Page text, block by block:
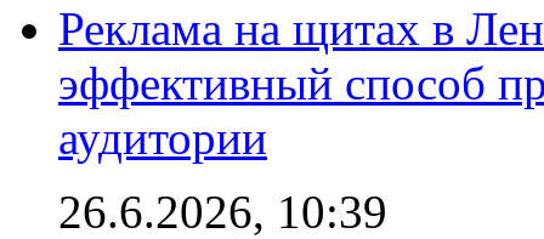
Реклама на щитах в
эффективный способ
аудитории
26.6.2026, 10:39